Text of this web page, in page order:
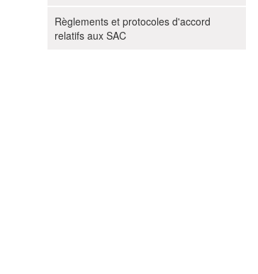
n
Règlements et protocoles d'accord
relatifs aux SAC